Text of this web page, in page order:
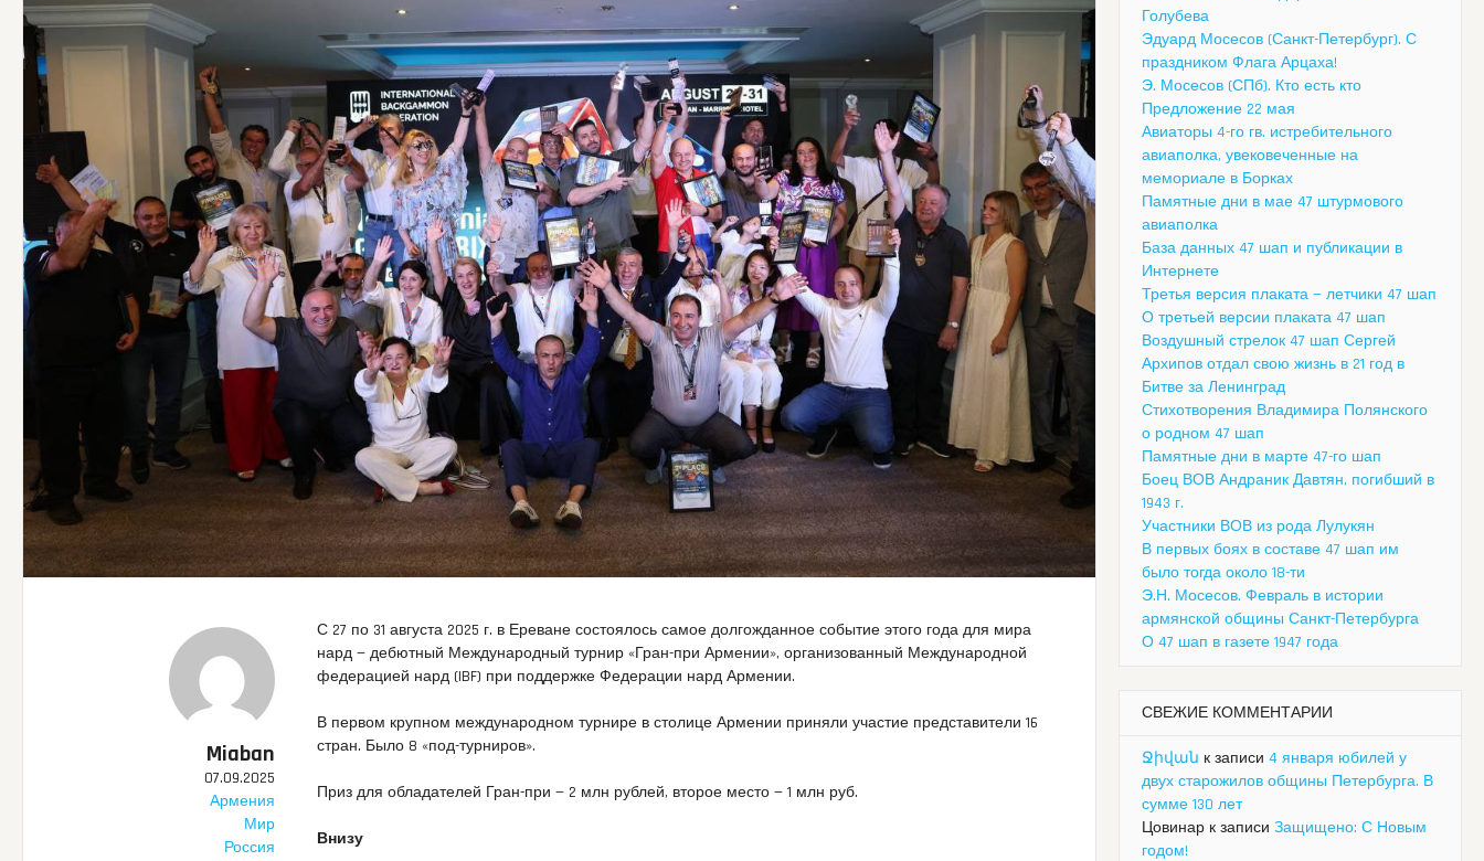
Miaban
07.09.2025
Армения
Мир
Россия
С 27 по 31 августа 2025 г. в Ереване состоялось самое долгожданное событие этого года для мира
нард — дебютный Международный турнир «Гран-при Армении», организованный Международной
федерацией нард (IBF) при поддержке Федерации нард Армении.
В первом крупном международном турнире в столице Армении приняли участие представители 16
стран. Было 8 «под-турниров».
Приз для обладателей Гран-при — 2 млн рублей, второе место — 1 млн руб.
Внизу
Голубева
Эдуард Мосесов (Санкт-Петербург). С
праздником Флага Арцаха!
Э. Мосесов (СПб). Кто есть кто
Предложение 22 мая
Авиаторы 4-го гв. истребительного
авиаполка, увековеченные на
мемориале в Борках
Памятные дни в мае 47 штурмового
авиаполка
База данных 47 шап и публикации в
Интернете
Третья версия плаката — летчики 47 шап
О третьей версии плаката 47 шап
Воздушный стрелок 47 шап Сергей
Архипов отдал свою жизнь в 21 год в
Битве за Ленинград
Стихотворения Владимира Полянского
о родном 47 шап
Памятные дни в марте 47-го шап
Боец ВОВ Андраник Давтян, погибший в
1943 г.
Участники ВОВ из рода Лулукян
В первых боях в составе 47 шап им
было тогда около 18-ти
Э.Н. Мосесов. Февраль в истории
армянской общины Санкт-Петербурга
О 47 шап в газете 1947 года
СВЕЖИЕ КОММЕНТАРИИ
Ջիվան к записи 4 января юбилей у
двух старожилов общины Петербурга. В
сумме 130 лет
Цовинар к записи Защищено: С Новым
годом!